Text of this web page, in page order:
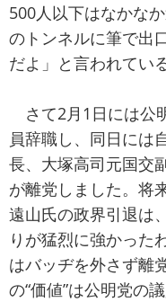
500人以下はなかな
のトンネルに筆で出
だよ」と言われてい
さて2月1日には公
員辞職し、同日には
長、大塚高司元国交
が離党しました。将
遠山氏の政界引退は
りが猛烈に強かった
はバッヂを外さず離
の“価値”は公明党の